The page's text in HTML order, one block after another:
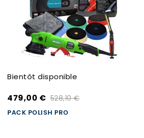
Bientôt disponible
479,00 € 528,10 €
PACK POLISH PRO